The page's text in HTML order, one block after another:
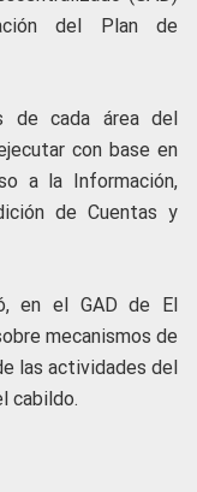
del Plan de
de cada área del
con base en
a la Información,
de Cuentas y
en el GAD de El
mecanismos de
las actividades del
cabildo.